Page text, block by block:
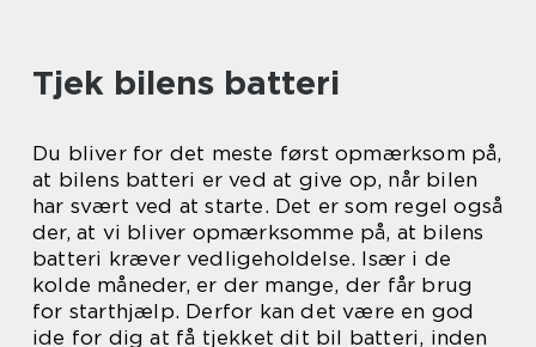
Tjek bilens batteri
Du bliver for det meste først opmærksom på,
at bilens batteri er ved at give op, når bilen
har svært ved at starte. Det er som regel også
der, at vi bliver opmærksomme på, at bilens
batteri kræver vedligeholdelse. Især i de
kolde måneder, er der mange, der får brug
for starthjælp. Derfor kan det være en god
ide for dig at få tjekket dit bil batteri, inden